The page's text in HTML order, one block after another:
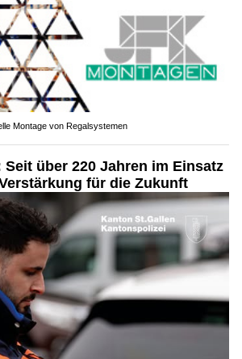
Montage von Regalsystemen
Seit über 220 Jahren im Einsatz
für die Zukunft